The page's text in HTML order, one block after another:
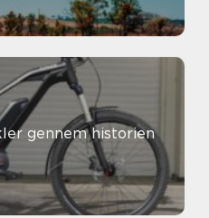
gennem historien